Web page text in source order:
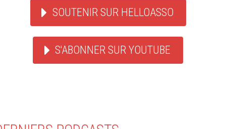
SOUTENIR SUR HELLOASSO
S'ABONNER SUR YOUTUBE